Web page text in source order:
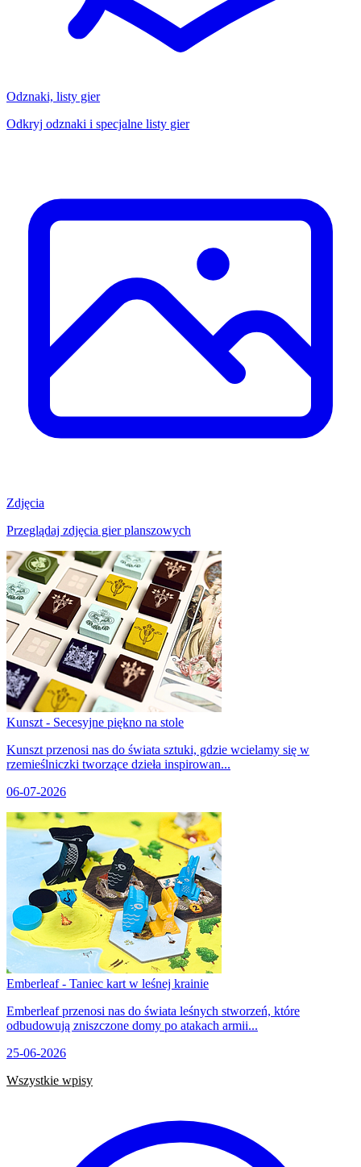
Odznaki, listy gier
Odkryj odznaki i specjalne listy gier
Zdjęcia
Przeglądaj zdjęcia gier planszowych
Kunszt - Secesyjne piękno na stole
Kunszt przenosi nas do świata sztuki, gdzie wcielamy się w
rzemieślniczki tworzące dzieła inspirowan...
06-07-2026
Emberleaf - Taniec kart w leśnej krainie
Emberleaf przenosi nas do świata leśnych stworzeń, które
odbudowują zniszczone domy po atakach armii...
25-06-2026
Wszystkie wpisy